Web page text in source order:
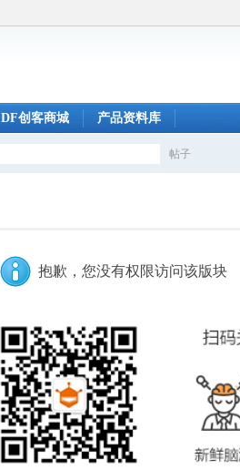
DF创客商城 产品资料库
帖子
抱歉，您没有权限访问该版块